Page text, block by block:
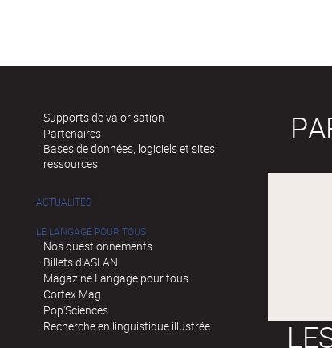
Supports de valorisation
Partenaires
Bases de données, logiciels et sites
ressources
ACTUALITÉS
LE LANGAGE POUR TOUS
Nos questionnements
Billets d'ASLAN
Magazine Langage pour tous
Cortex Mag
Pop'Sciences
Recherche en linguistique illustrée